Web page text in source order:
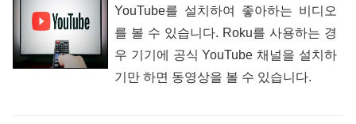
YouTube를 설치하여 좋아하는 비디오
를 볼 수 있습니다. Roku를 사용하는 경
우 기기에 공식 YouTube 채널을 설치하
기만 하면 동영상을 볼 수 있습니다.